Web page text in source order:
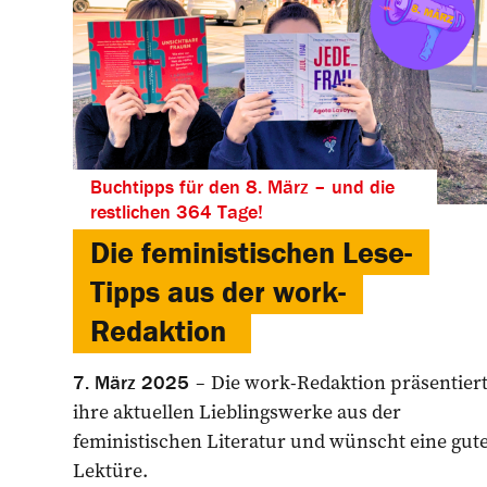
Buchtipps für den 8. März – und die
restlichen 364 Tage!
Die feministischen Lese-
Tipps aus der work-
Redaktion
7. März 2025
Die work-Redaktion präsentiert
ihre aktuellen Lieblingswerke aus der
feministischen Literatur und wünscht eine
Lektüre.